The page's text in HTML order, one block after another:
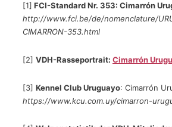
[1] FCI-Standard Nr. 353: Cimarrón
http://www.fci.be/de/nomenclature/
CIMARRON-353.html
[2] VDH-Rasseportrait: Cimarrón
[3] Kennel Club Uruguayo: Cimarrón
https://www.kcu.com.uy/cimarron-